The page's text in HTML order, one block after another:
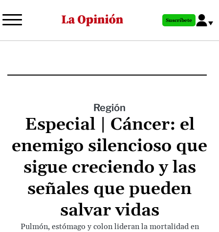
al
principal
Suscríbete
Región
Especial | Cáncer: el
enemigo silencioso que
sigue creciendo y las
señales que pueden
salvar vidas
Pulmón, estómago y colon lideran la mortalidad en